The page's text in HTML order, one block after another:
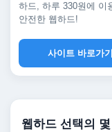
하드, 하루 330원에 이
안전한 웹하드!
사이트 바로가기
웹하드 선택의